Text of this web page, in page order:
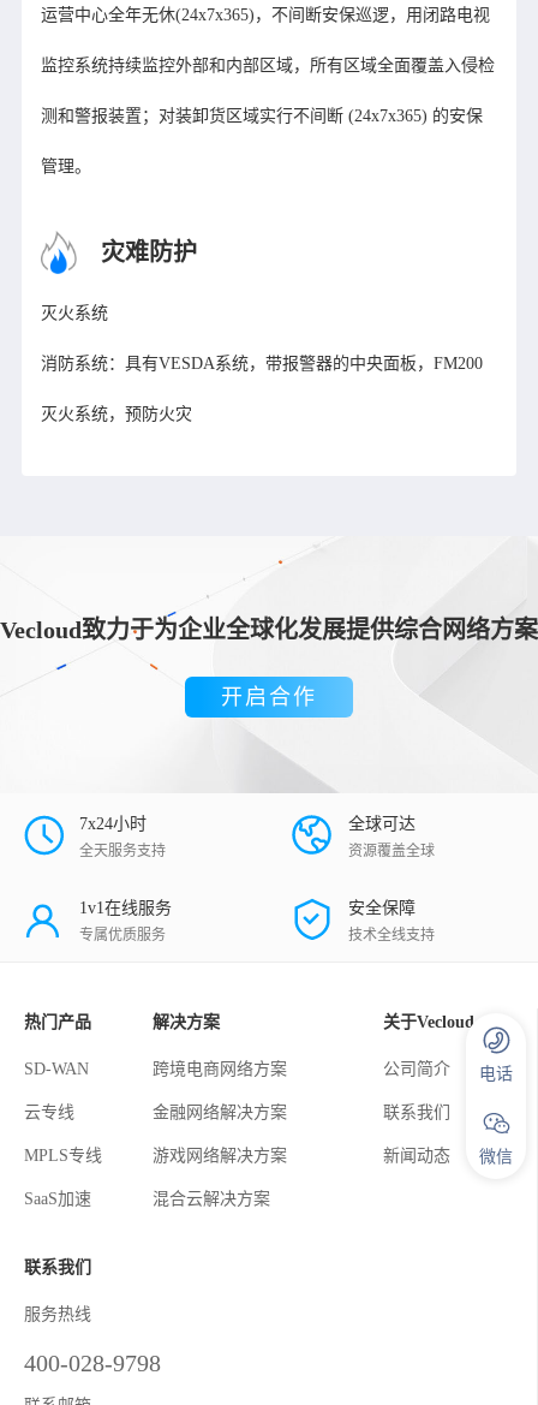
运营中心全年无休(24x7x365)，不间断安保巡逻，用闭路电视
监控系统持续监控外部和内部区域，所有区域全面覆盖入侵检
测和警报装置；对装卸货区域实行不间断 (24x7x365) 的安保
管理。
灾难防护
灭火系统
消防系统：具有VESDA系统，带报警器的中央面板，FM200
灭火系统，预防火灾
Vecloud致力于为企业全球化发展提供综合网络方案
开启合作
7x24小时
全天服务支持
全球可达
资源覆盖全球
1v1在线服务
专属优质服务
安全保障
技术全线支持
热门产品
SD-WAN
云专线
MPLS专线
SaaS加速
解决方案
跨境电商网络方案
金融网络解决方案
游戏网络解决方案
混合云解决方案
关于Vecloud
公司简介
联系我们
新闻动态
联系我们
服务热线
400-028-9798
电话
微信